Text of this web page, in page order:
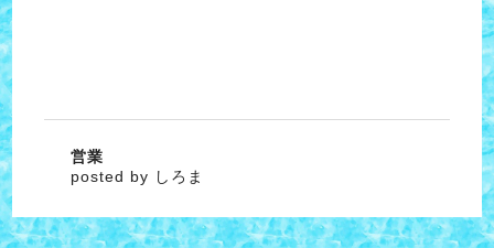
営業
posted by しろま